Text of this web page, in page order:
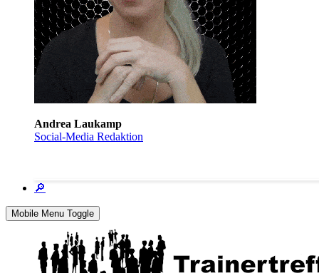
Andrea Laukamp
Social-Media Redaktion
🔎
Mobile Menu Toggle